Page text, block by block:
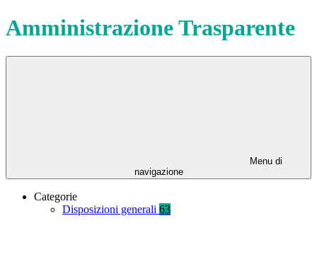
Amministrazione Trasparente
Menu di
navigazione
Categorie
Disposizioni generali 63